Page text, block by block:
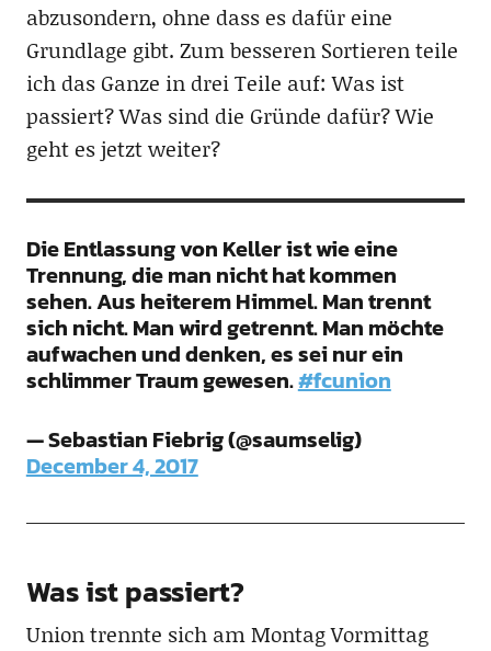
abzusondern, ohne dass es dafür eine
Grundlage gibt. Zum besseren Sortieren teile
ich das Ganze in drei Teile auf: Was ist
passiert? Was sind die Gründe dafür? Wie
geht es jetzt weiter?
Die Entlassung von Keller ist wie eine
Trennung, die man nicht hat kommen
sehen. Aus heiterem Himmel. Man trennt
sich nicht. Man wird getrennt. Man möchte
aufwachen und denken, es sei nur ein
schlimmer Traum gewesen.#fcunion
— Sebastian Fiebrig (@saumselig)
December 4, 2017
Was ist passiert?
Union trennte sich am Montag Vormittag